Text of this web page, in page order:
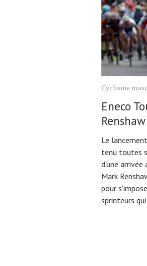
Cyclisme
Eneco
Renshaw
Le
tenu toutes
d'une
Mark
pour
sprinteurs